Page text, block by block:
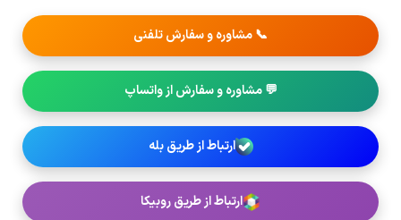
📞 مشاوره و سفارش تلفنی
💬 مشاوره و سفارش از واتساپ
ارتباط از طریق بله
ارتباط از طریق روبیکا